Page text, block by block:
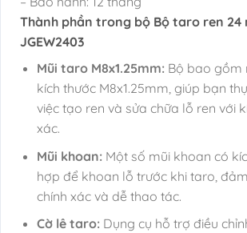
Thành phần trong bộ Bộ taro ren 24
JGEW2403
Mũi taro M8x1.25mm:Bộ bao gồm
kích thước M8x1.25mm, giúp bạn
việc tạo ren và sửa chữa lỗ ren với
xác.
Mũi khoan:Một số mũi khoan có
hợp để khoan lỗ trước khi taro,
chính xác và dễ thao tác.
Cờ lê taro:Dụng cụ hỗ trợ điều